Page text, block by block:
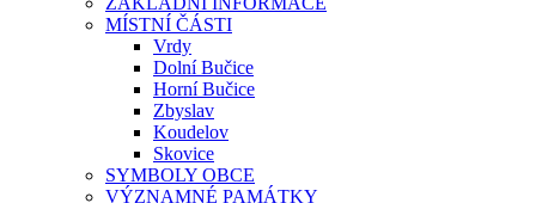
MÍSTNÍ ČÁSTI
Vrdy
Dolní Bučice
Horní Bučice
Zbyslav
Koudelov
Skovice
SYMBOLY OBCE
VÝZNAMNÉ PAMÁTKY